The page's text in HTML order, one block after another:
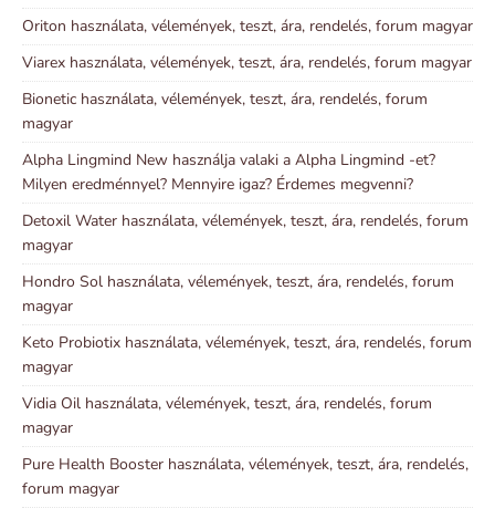
Oriton használata, vélemények, teszt, ára, rendelés, forum magyar
Viarex használata, vélemények, teszt, ára, rendelés, forum magyar
Bionetic használata, vélemények, teszt, ára, rendelés, forum
magyar
Alpha Lingmind New használja valaki a Alpha Lingmind -et?
Milyen eredménnyel? Mennyire igaz? Érdemes megvenni?
Detoxil Water használata, vélemények, teszt, ára, rendelés, forum
magyar
Hondro Sol használata, vélemények, teszt, ára, rendelés, forum
magyar
Keto Probiotix használata, vélemények, teszt, ára, rendelés, forum
magyar
Vidia Oil használata, vélemények, teszt, ára, rendelés, forum
magyar
Pure Health Booster használata, vélemények, teszt, ára, rendelés,
forum magyar